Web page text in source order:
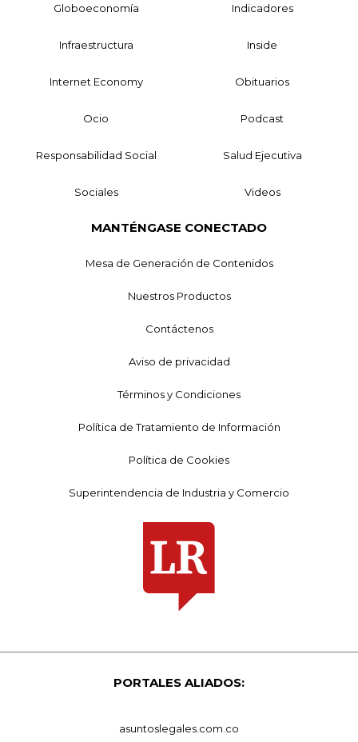
Globoeconomía Indicadores
Infraestructura Inside
Internet Economy Obituarios
Ocio Podcast
Responsabilidad Social Salud Ejecutiva
Sociales Videos
MANTÉNGASE CONECTADO
Mesa de Generación de Contenidos
Nuestros Productos
Contáctenos
Aviso de privacidad
Términos y Condiciones
Política de Tratamiento de Información
Política de Cookies
Superintendencia de Industria y Comercio
PORTALES ALIADOS:
asuntoslegales.com.co